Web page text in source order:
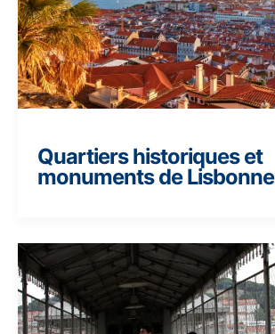
Quartiers historiques et
monuments de Lisbonne